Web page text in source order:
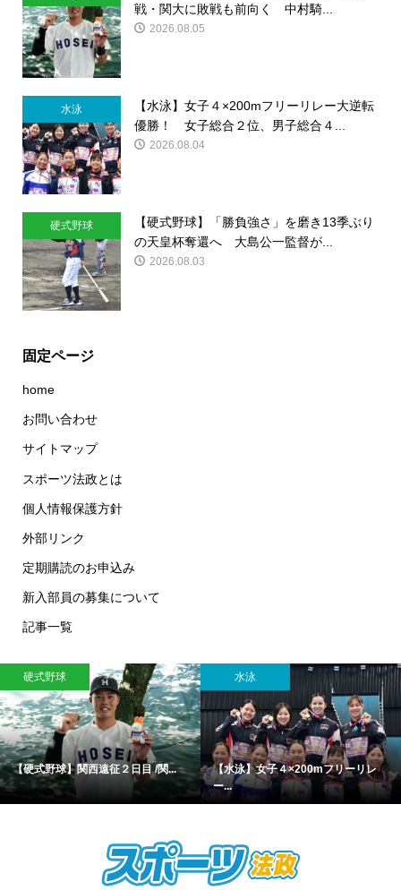
戦・関大に敗戦も前向く 中村騎...
2026.08.05
水泳
【水泳】女子４×200mフリーリレー大逆転
優勝！ 女子総合２位、男子総合４...
2026.08.04
硬式野球
【硬式野球】「勝負強さ」を磨き13季ぶり
の天皇杯奪還へ 大島公一監督が...
2026.08.03
固定ページ
home
お問い合わせ
サイトマップ
スポーツ法政とは
個人情報保護方針
外部リンク
定期購読のお申込み
新入部員の募集について
記事一覧
硬式野球
【硬式野球】関西遠征２日目 /関...
水泳
【水泳】女子４×200mフリーリレ
ー...